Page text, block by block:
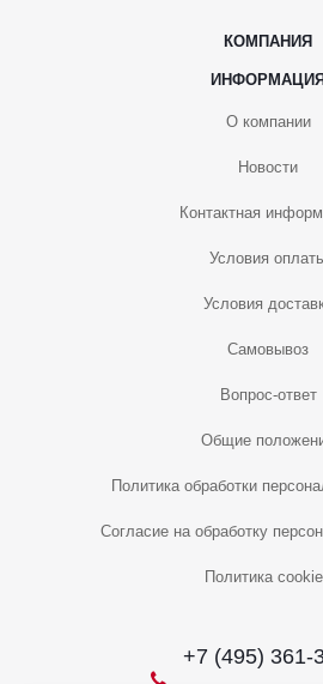
КОМПАНИЯ
ИНФОРМАЦИЯ
О компании
Новости
Контактная
Условия
Условия
Самовывоз
Вопрос-ответ
Общие
Политика обработки
Согласие на обработку
Политика
+7 (495) 361-